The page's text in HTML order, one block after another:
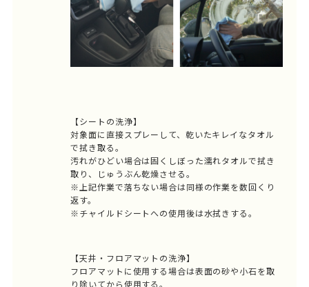
【シートの洗浄】
対象面に直接スプレーして、乾いたキレイなタオル
で拭き取る。
汚れがひどい場合は固くしぼった濡れタオルで拭き
取り、じゅうぶん乾燥させる。
※上記作業で落ちない場合は同様の作業を数回くり
返す。
※チャイルドシートへの使用後は水拭きする。
【天井・フロアマットの洗浄】
フロアマットに使用する場合は表面の砂や小石を取
り除いてから使用する。